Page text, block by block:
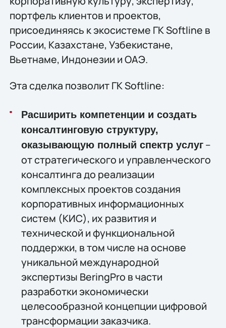
портфель клиентов и проектов,
присоединяясь к экосистеме ГК Softline в
России, Казахстане, Узбекистане,
Вьетнаме, Индонезии и ОАЭ.
Эта сделка позволит ГК Softline:
Расширить компетенции и создать
консалтинговую структуру,
оказывающую полный спектр услуг–
от стратегического и управленческого
консалтинга до реализации
комплексных проектов создания
корпоративных информационных
систем (КИС), их развития и
технической и функциональной
поддержки, в том числе на основе
уникальной международной
экспертизы BeringPro в части
разработки экономически
целесообразной концепции цифровой
трансформации заказчика.